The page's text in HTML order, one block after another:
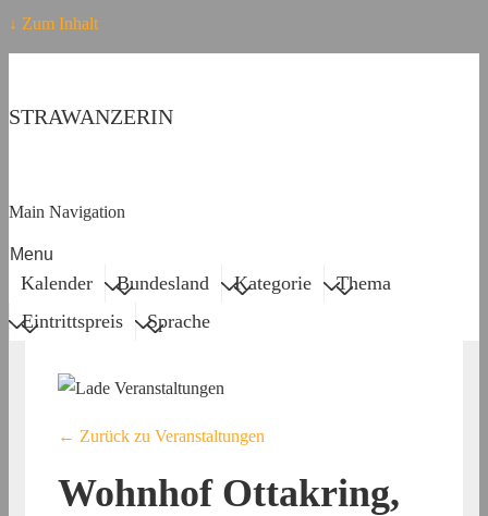
↓ Zum Inhalt
STRAWANZERIN
Main Navigation
Menu
Kalender Bundesland Kategorie
Thema
Eintrittspreis
Sprache
← Zurück zu Veranstaltungen
Wohnhof Ottakring,